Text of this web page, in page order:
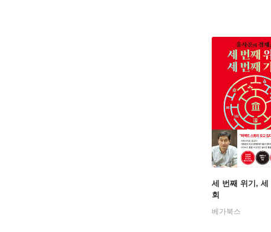
세 번째 위기, 세
회
베가북스